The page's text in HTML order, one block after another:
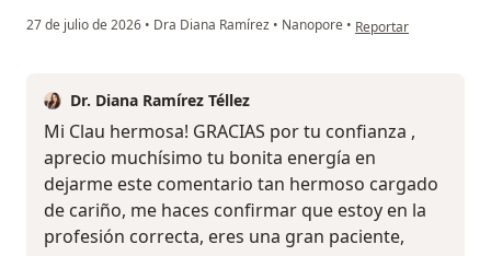
27 de julio de 2026 • Dra Diana Ramírez • Nanopore • en opinión del
Reportar
Dr. Diana Ramírez Téllez
Mi Clau hermosa! GRACIAS por tu confianza ,
aprecio muchísimo tu bonita energía en
dejarme este comentario tan hermoso cargado
de cariño, me haces confirmar que estoy en la
profesión correcta, eres una gran paciente,